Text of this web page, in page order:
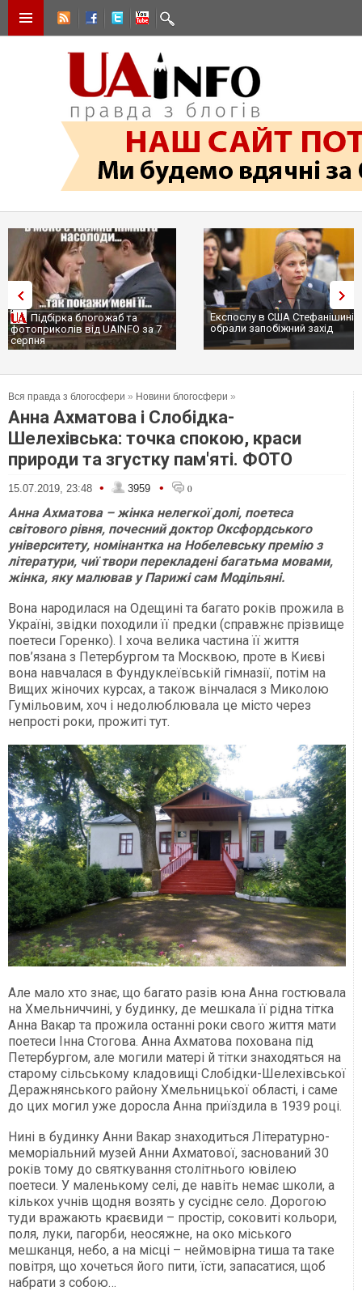
Експослу в США Стефанішиній
обрали запобіжний захід
Трамп не передасть Україні
сотні ракет до Patriot, бо у
Вся правда з блогосфери » Новини блогосфери »
Анна Ахматова і Слобідка-
Шелехівська: точка спокою, краси
природи та згустку пам'яті. ФОТО
15.07.2019, 23:48 • 3959 • 0
Анна Ахматова – жінка нелегкої долі, поетеса
світового рівня, почесний доктор Оксфордського
університету, номінантка на Нобелевську премію з
літератури, чиї твори перекладені багатьма мовами,
жінка, яку малював у Парижі сам Модільяні.
Вона народилася на Одещині та багато років прожила в
Україні, звідки походили її предки (справжнє прізвище
поетеси Горенко). І хоча велика частина її життя
пов’язана з Петербургом та Москвою, проте в Києві
вона навчалася в Фундуклеївській гімназії, потім на
Вищих жіночих курсах, а також вінчалася з Миколою
Гумільовим, хоч і недолюблювала це місто через
непрості роки, прожиті тут.
Але мало хто знає, що багато разів юна Анна гостювала
на Хмельниччині, у будинку, де мешкала її рідна тітка
Анна Вакар та прожила останні роки свого життя мати
поетеси Інна Стогова. Анна Ахматова похована під
Петербургом, але могили матері й тітки знаходяться на
старому сільському кладовищі Слобідки-Шелехівської
Деражнянського району Хмельницької області, і саме
до цих могил уже доросла Анна приїздила в 1939 році.
Нині в будинку Анни Вакар знаходиться Літературно-
меморіальний музей Анни Ахматової, заснований 30
років тому до святкування столітнього ювілею
поетеси. У маленькому селі, де навіть немає школи, а
кількох учнів щодня возять у сусіднє село. Дорогою
туди вражають краєвиди – простір, соковиті кольори,
поля, луки, пагорби, неосяжне, на око міського
мешканця, небо, а на місці – неймовірна тиша та таке
повітря, що хочеться його пити, їсти, запасатися, щоб
набрати з собою…